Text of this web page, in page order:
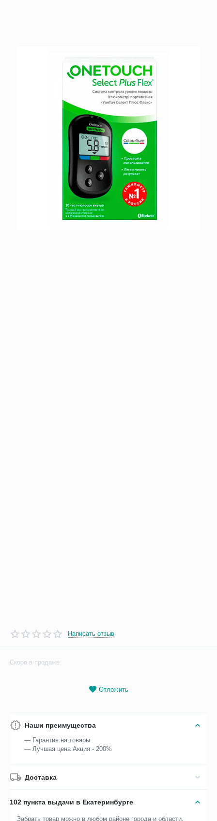
Написать отзыв
Скоро в продаже
Отложить
Наши преимущества
— Гарантия на товары
— Лучшая цена Акция - 200%
Доставка
102 пункта выдачи в Екатеринбурге
Забрать товар можно в любом районе города и области.